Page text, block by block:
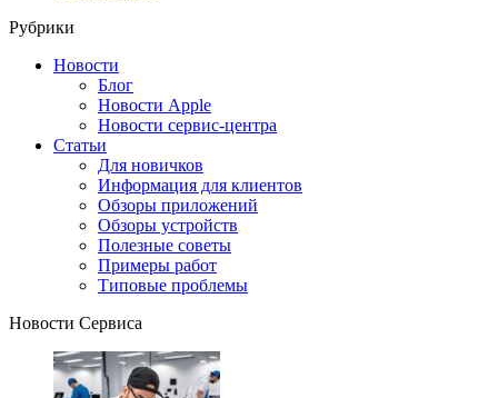
Рубрики
Новости
Блог
Новости Apple
Новости сервис-центра
Статьи
Для новичков
Информация для клиентов
Обзоры приложений
Обзоры устройств
Полезные советы
Примеры работ
Типовые проблемы
Новости Сервиса